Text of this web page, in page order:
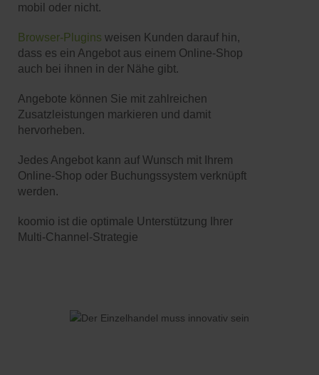
mobil oder nicht.
Browser-Plugins weisen Kunden darauf hin,
dass es ein Angebot aus einem Online-Shop
auch bei ihnen in der Nähe gibt.
Angebote können Sie mit zahlreichen
Zusatzleistungen markieren und damit
hervorheben.
Jedes Angebot kann auf Wunsch mit Ihrem
Online-Shop oder Buchungssystem verknüpft
werden.
koomio ist die optimale Unterstützung Ihrer
Multi-Channel-Strategie